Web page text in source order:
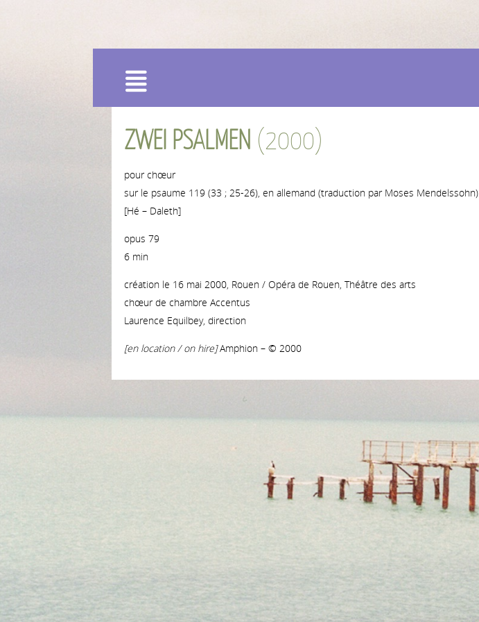
ZWEI PSALMEN (2000)
pour chœur
sur le psaume 119 (33 ; 25-26), en allemand (traduction par Moses Mendelssohn)
[Hé – Daleth]
opus 79
6 min
création le 16 mai 2000, Rouen / Opéra de Rouen, Théâtre des arts
chœur de chambre Accentus
Laurence Equilbey, direction
[en location / on hire]Amphion – © 2000